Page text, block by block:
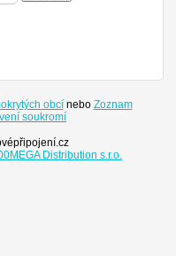
obcínebo Zoznam
soukromí
Distribution s.r.o.